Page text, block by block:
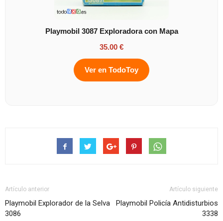
Playmobil 3087 Exploradora con Mapa
35.00 €
Ver en TodoToy
Artículo anterior
Playmobil Explorador de la Selva
3086
Artículo siguiente
Playmobil Policía Antidisturbios
3338